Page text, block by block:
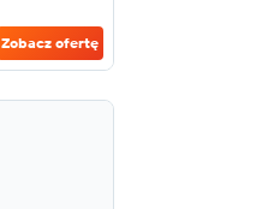
Zobacz ofertę